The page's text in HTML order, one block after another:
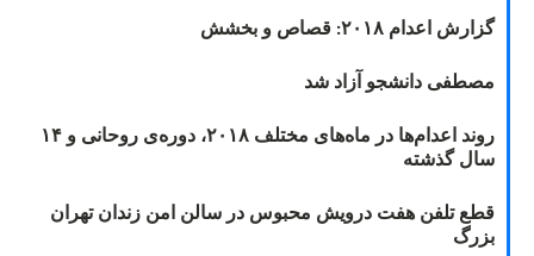
گزارش اعدام ۲۰۱۸: قصاص و بخشش
مصطفی دانشجو آزاد شد
روند اعدام‌ها در ماه‌های مختلف ۲۰۱۸، دوره‌ی روحانی و ۱۴
سال گذشته
قطع تلفن هفت درویش محبوس در سالن امن زندان تهران
بزرگ